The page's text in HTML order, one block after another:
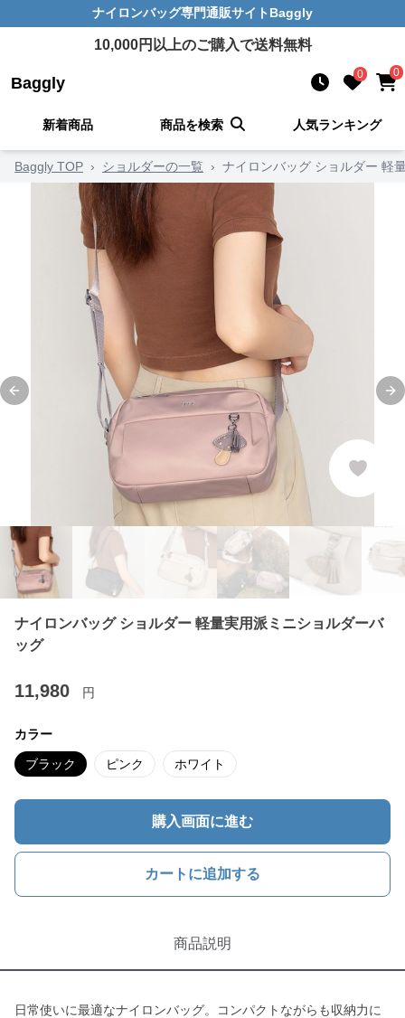
ナイロンバッグ専門通販サイト Baggly
10,000円以上のご購入で送料無料
Baggly 0 0
新着商品 商品を検索 人気ランキング
Baggly TOP › ショルダーの一覧 › ナイロンバッグ ショルダー 軽
Previous slide
ナイロンバッグ ショルダー 軽量実用派ミニショルダーバ
ッグ
11,980 円
カラー
ブラック ピンク ホワイト
購入画面に進む
カートに追加する
商品説明
日常使いに最適なナイロンバッグ。コンパクトながらも収納力に